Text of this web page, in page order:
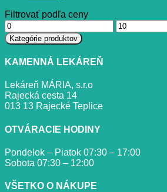
Filtrovať podľa ceny
Minimálna
cena
Maximálna
cena
Kategórie produktov
KAMENNÁ LEKÁREŇ
Lekáreň MÁRIA, s.r.o
Rajecká cesta 14
013 13 Rajecké Teplice
OTVÁRACIE HODINY
Pondelok – Piatok 07:30 – 17:00
Sobota 07:30 – 12:00
VŠETKO O NÁKUPE